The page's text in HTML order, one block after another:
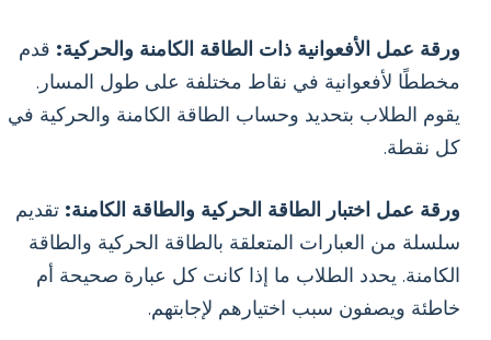
ورقة عمل الأفعوانية ذات الطاقة الكامنة والحركية: قدم
مخططًا لأفعوانية في نقاط مختلفة على طول المسار.
يقوم الطلاب بتحديد وحساب الطاقة الكامنة والحركية في
كل نقطة.
ورقة عمل اختبار الطاقة الحركية والطاقة الكامنة: تقديم
سلسلة من العبارات المتعلقة بالطاقة الحركية والطاقة
الكامنة. يحدد الطلاب ما إذا كانت كل عبارة صحيحة أم
خاطئة ويصفون سبب اختيارهم لإجابتهم.